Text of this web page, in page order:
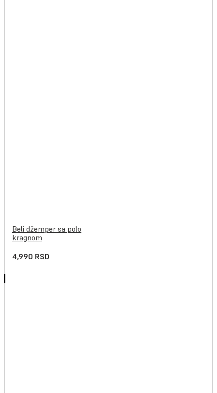
Beli džemper sa polo
kragnom
4,990 RSD